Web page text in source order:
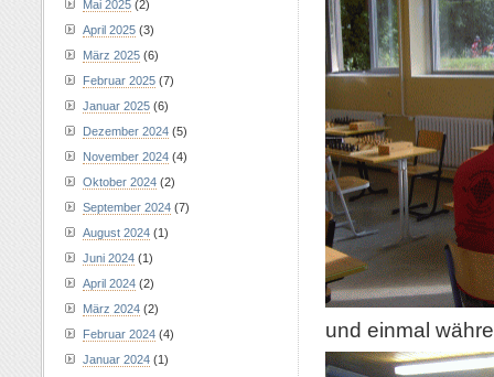
und einmal
Mai 2025 (2)
April 2025 (3)
März 2025 (6)
Februar 2025 (7)
Januar 2025 (6)
Dezember 2024 (5)
November 2024 (4)
Oktober 2024 (2)
September 2024 (7)
August 2024 (1)
Juni 2024 (1)
April 2024 (2)
März 2024 (2)
Februar 2024 (4)
Januar 2024 (1)